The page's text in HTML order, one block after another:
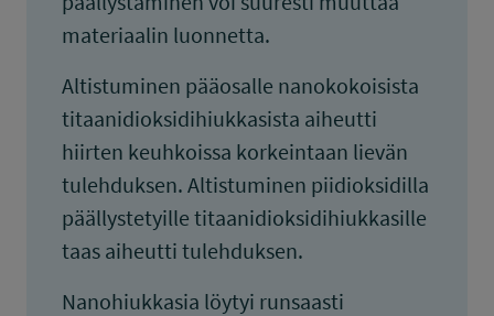
materiaalin luonnetta.
Altistuminen pääosalle nanokokoisista
titaanidioksidihiukkasista aiheutti
hiirten keuhkoissa korkeintaan lievän
tulehduksen. Altistuminen piidioksidilla
päällystetyille titaanidioksidihiukkasille
taas aiheutti tulehduksen.
Nanohiukkasia löytyi runsaasti